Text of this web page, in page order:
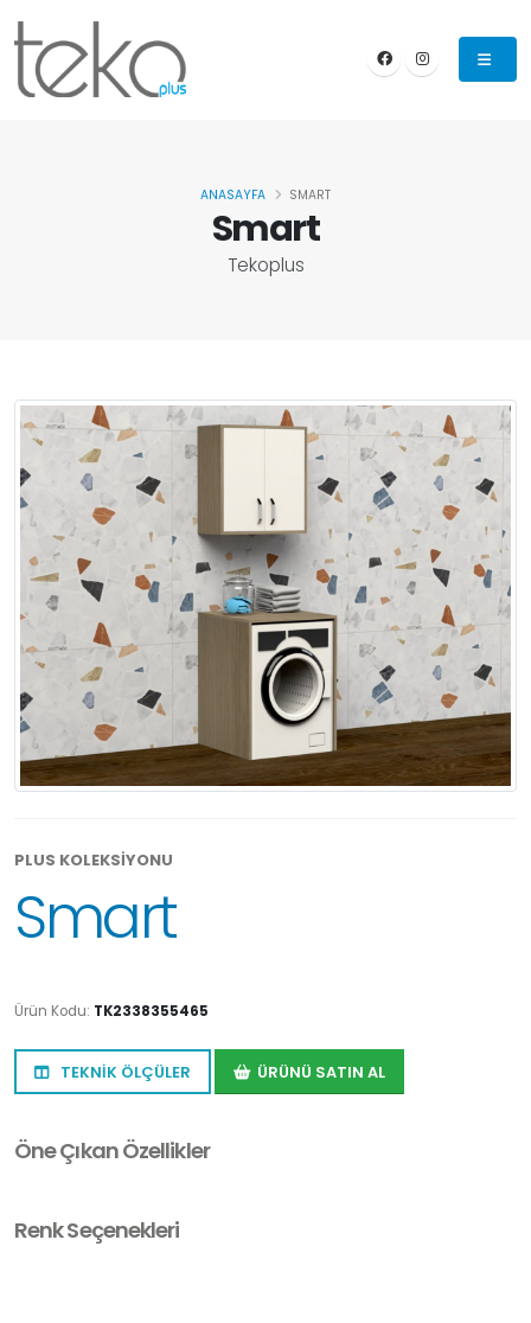
Smart
Tekoplus
ANASAYFA SMART
PLUS KOLEKSİYONU
Smart
Ürün Kodu: TK2338355465
TEKNİK ÖLÇÜLER ÜRÜNÜ SATIN AL
Öne Çıkan Özellikler
Renk Seçenekleri